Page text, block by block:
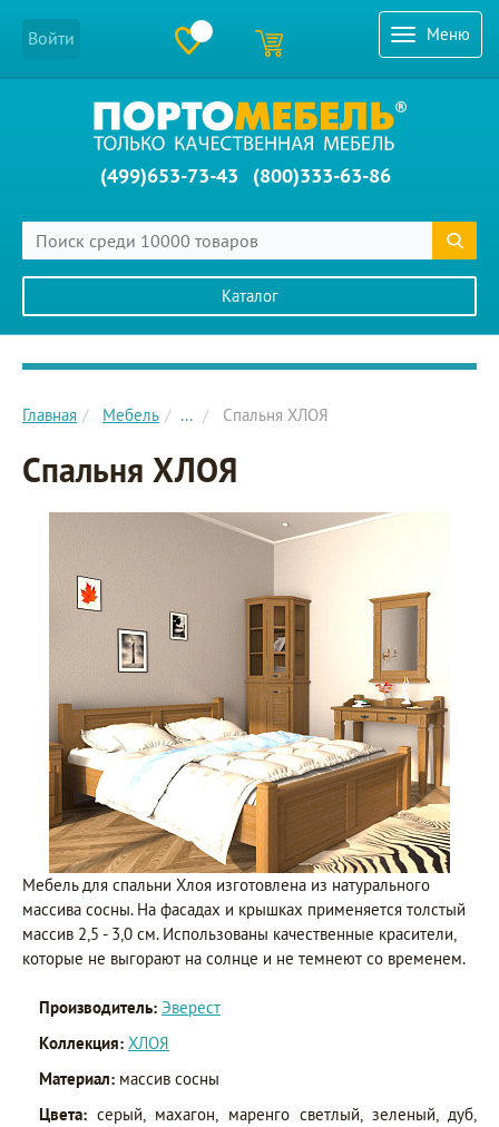
Меню
Войти
(499)653-73-43 (800)333-63-86
Каталог
Главное меню сайта
Главная Мебель ... Спальня ХЛОЯ
Спальня ХЛОЯ
Мебель для спальни Хлоя изготовлена из натурального
массива сосны. На фасадах и крышках применяется толстый
массив 2,5 - 3,0 см. Использованы качественные красители,
которые не выгорают на солнце и не темнеют со временем.
Производитель: Эверест
Коллекция: ХЛОЯ
Материал: массив сосны
Цвета: серый, махагон, маренго светлый, зеленый, дуб,